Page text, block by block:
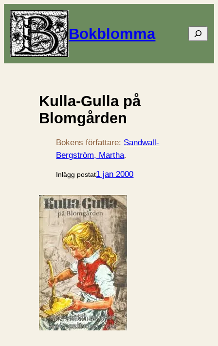
Bokblomma Sök
Kulla-Gulla på
Blomgården
Bokens författare: Sandwall-
Bergström, Martha.
Inlägg postat1 jan 2000